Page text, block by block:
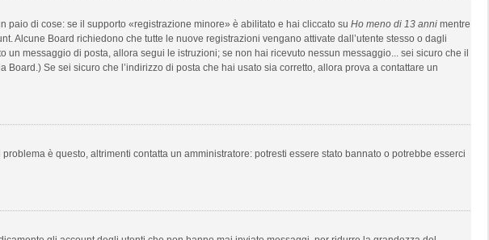
paio di cose: se il supporto «registrazione minore» è abilitato e hai cliccato su Ho meno di 13 anni mentre
Alcune Board richiedono che tutte le nuove registrazioni vengano attivate dall’utente stesso o dagli
messaggio di posta, allora segui le istruzioni; se non hai ricevuto nessun messaggio... sei sicuro che il
Se sei sicuro che l’indirizzo di posta che hai usato sia corretto, allora prova a contattare un
è questo, altrimenti contatta un amministratore: potresti essere stato bannato o potrebbe esserci